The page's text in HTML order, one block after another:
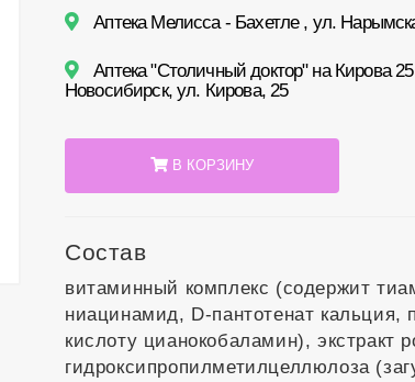
Аптека Мелисса - Бахетле , ул.
Аптека "Столичный доктор" на Кирова 25
Новосибирск, ул. Кирова, 25
В КОРЗИНУ
Состав
витаминный комплекс (содержит
ниацинамид, D-пантотенат
кислоту цианокобаламин), экстракт
гидроксипропилметилцеллюлоза